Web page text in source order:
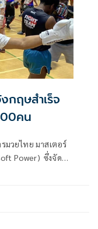
กฤษสำเร็จ
คน
วยไทย มาสเตอร์
Power) ซึ่งจัด